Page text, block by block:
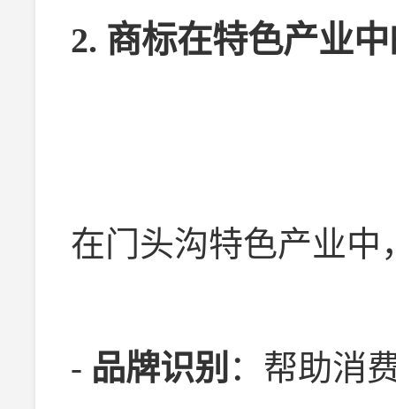
2. 商标在特色产业
在门头沟特色产业中
- 品牌识别 ：帮助消